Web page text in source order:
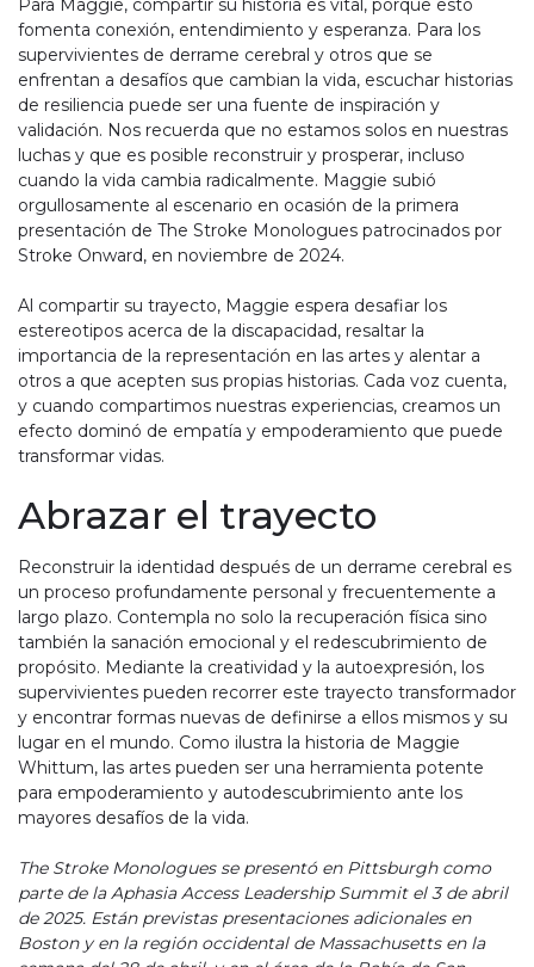
Para Maggie, compartir su historia es vital, porque esto
fomenta conexión, entendimiento y esperanza. Para los
supervivientes de derrame cerebral y otros que se
enfrentan a desafíos que cambian la vida, escuchar historias
de resiliencia puede ser una fuente de inspiración y
validación. Nos recuerda que no estamos solos en nuestras
luchas y que es posible reconstruir y prosperar, incluso
cuando la vida cambia radicalmente. Maggie subió
orgullosamente al escenario en ocasión de la primera
presentación de The Stroke Monologues patrocinados por
Stroke Onward, en noviembre de 2024.
Al compartir su trayecto, Maggie espera desafiar los
estereotipos acerca de la discapacidad, resaltar la
importancia de la representación en las artes y alentar a
otros a que acepten sus propias historias. Cada voz cuenta,
y cuando compartimos nuestras experiencias, creamos un
efecto dominó de empatía y empoderamiento que puede
transformar vidas.
Abrazar el trayecto
Reconstruir la identidad después de un derrame cerebral es
un proceso profundamente personal y frecuentemente a
largo plazo. Contempla no solo la recuperación física sino
también la sanación emocional y el redescubrimiento de
propósito. Mediante la creatividad y la autoexpresión, los
supervivientes pueden recorrer este trayecto transformador
y encontrar formas nuevas de definirse a ellos mismos y su
lugar en el mundo. Como ilustra la historia de Maggie
Whittum, las artes pueden ser una herramienta potente
para empoderamiento y autodescubrimiento ante los
mayores desafíos de la vida.
The Stroke Monologues se presentó en Pittsburgh como
parte de la Aphasia Access Leadership Summit el 3 de abril
de 2025. Están previstas presentaciones adicionales en
Boston y en la región occidental de Massachusetts en la